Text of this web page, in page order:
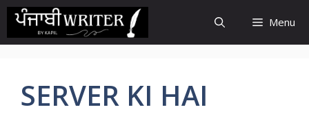
Skip
content
Menu
SERVER KI HAI